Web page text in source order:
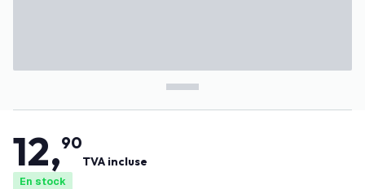
12,90
TVA incluse
En stock